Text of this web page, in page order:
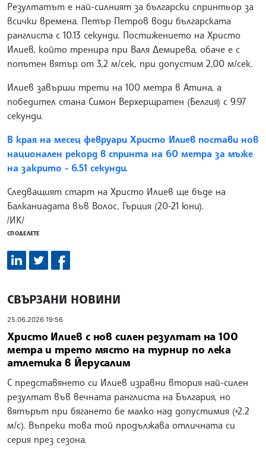
Резултатът е най-силният за български спринтьор за
всички времена. Петър Петров води българската
ранглиста с 10.13 секунди. Постижението на Христо
Илиев, който тренира при Валя Демирева, обаче е с
попътен вятър от 3,2 м/сек, при допустим 2,00 м/сек.
Илиев завърши трети на 100 метра в Атина, а
победител стана Симон Верхерщратен (Белгия) с 9.97
секунди.
В края на месец февруари Христо Илиев постави нов
национален рекорд в спринта на 60 метра за мъже
на закрито - 6.51 секунди.
Следващият старт на Христо Илиев ще бъде на
Балканиадата във Волос, Гърция (20-21 юни).
/ИК/
СПОДЕЛЕТЕ
СВЪРЗАНИ НОВИНИ
25.06.2026 19:56
Христо Илиев с нов силен резултат на 100
метра и трето място на турнир по лека
атлетика в Йерусалим
С представянето си Илиев изравни втория най-силен
резултат във вечната ранглиста на България, но
вятърът при бягането бе малко над допустимия (+2.2
м/с). Въпреки това той продължава отличната си
серия през сезона.